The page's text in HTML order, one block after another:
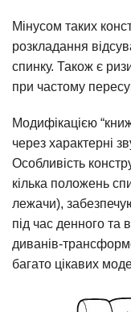
Мінусом таких
розкладання
спинку. Також є
при частому
Модифікацією
через характерні
Особливість
кілька положень
лежачи),
під час денного та
диванів-
багато цікавих